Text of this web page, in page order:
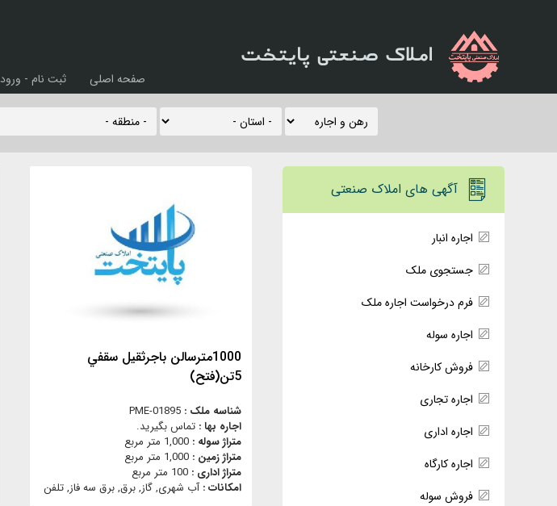
املاک صنعتی پایتخت
صفحه اصلی ثبت نام - ورود
آگهی های املاک صنعتی
اجاره انبار
جستجوی ملک
فرم درخواست اجاره ملک
اجاره سوله
فروش کارخانه
اجاره تجاری
اجاره اداری
اجاره کارگاه
فروش سوله
1000مترسالن باجرثقيل سقفي
5تن(فتح)
شناسه ملک : PME-01895
اجاره بها : تماس بگیرید.
متراژ سوله : 1,000 متر مربع
متراژ زمین : 1,000 متر مربع
متراژ اداری : 100 متر مربع
امکانات :آب شهری, گاز, برق, برق سه فاز, تلفن